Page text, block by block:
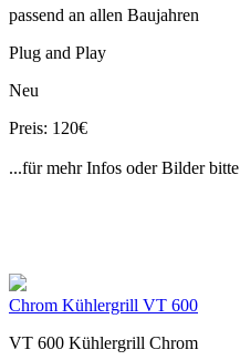
passend an allen Baujahren
Plug and Play
Neu
Preis: 120€
...für mehr Infos oder Bilder bitte
Chrom Kühlergrill VT 600
VT 600 Kühlergrill Chrom